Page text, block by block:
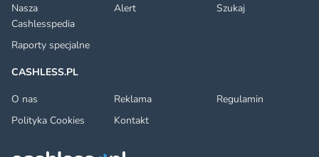
Nasza
Cashlesspedia
Alert Szukaj
Raporty specjalne
CASHLESS.PL
O nas
Reklama
Regulamin
Polityka Cookies
Kontakt